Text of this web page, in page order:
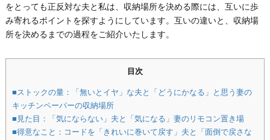
をとっても正反対な夫と私は、収納場所を決める際には、互いに歩
み寄れるポイントを探すようにしています。互いの違いと、収納場
所を決めるまでの過程をご紹介いたします。
目次
■ストックの量：「無いとイヤ」な夫と「どうにかなる」と思う妻の
キッチンペーパーの収納場所
■見た目：「気にならない」夫と「気になる」妻のリモコン置き場
■得意なこと：コードを「きれいに巻いて戻す」夫と「面倒で戻さな